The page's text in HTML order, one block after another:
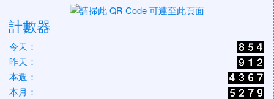
計數器
今天：
昨天：
本週：
本月：